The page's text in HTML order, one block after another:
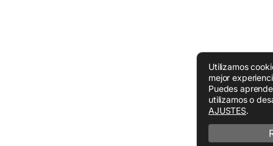
Utilizamos
mejor
Puedes
utilizamos o
AJUSTES.